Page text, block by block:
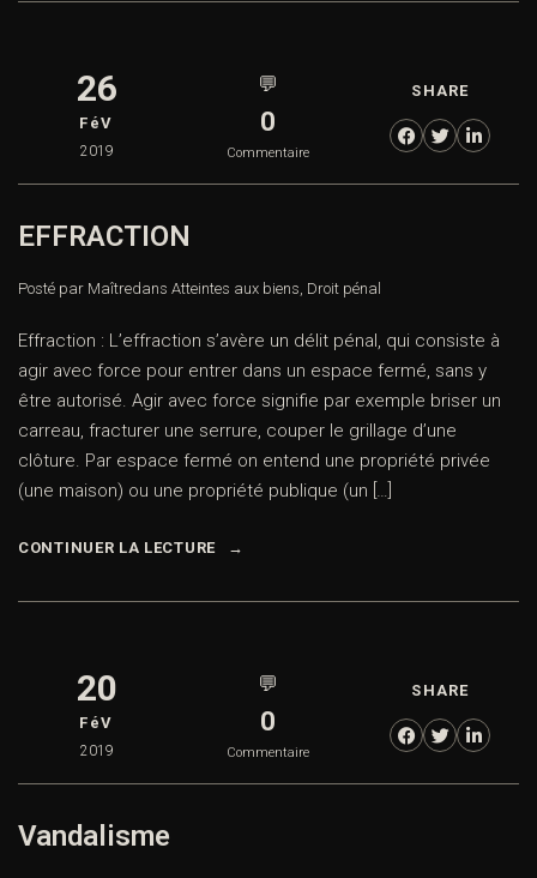
26
FéV
2019
💬
0
Commentaire
SHARE
EFFRACTION
Posté par Maîtredans Atteintes aux biens, Droit pénal
Effraction : L’effraction s’avère un délit pénal, qui consiste à
agir avec force pour entrer dans un espace fermé, sans y
être autorisé. Agir avec force signifie par exemple briser un
carreau, fracturer une serrure, couper le grillage d’une
clôture. Par espace fermé on entend une propriété privée
(une maison) ou une propriété publique (un […]
CONTINUER LA LECTURE
20
FéV
2019
💬
0
Commentaire
SHARE
Vandalisme